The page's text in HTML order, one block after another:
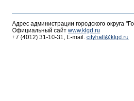
Адрес администрации городского округа
Официальный сайт www.klgd.ru
+7 (4012) 31-10-31, E-mail: cityhall@klgd.ru